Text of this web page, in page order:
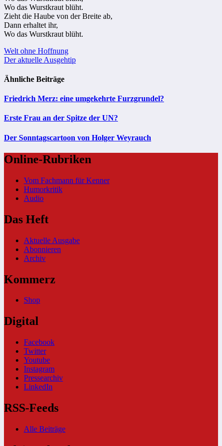
Wo das Wurstkraut blüht.
Zieht die Haube von der Breite ab,
Dann erhaltet ihr,
Wo das Wurstkraut blüht.
Beitragsnavigation
Welt ohne Hoffnung
Der aktuelle Ausgehtip
Ähnliche Beiträge
Friedrich Merz: eine umgekehrte Furzgrundel?
Erste Frau an der Spitze der UN?
Der Sonntagscartoon von Holger Weyrauch
Online-Rubriken
Vom Fachmann für Kenner
Humorkritik
Audio
Das Heft
Aktuelle Ausgabe
Abonnieren
Archiv
Kommerz
Shop
Digital
Facebook
Twitter
Youtube
Instagram
Pressearchiv
LinkedIn
RSS-Feeds
Alle Beiträge